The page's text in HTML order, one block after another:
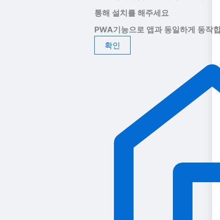
통해 설치를 해주세요
PWA기능으로 앱과 동일하게 동작
확인